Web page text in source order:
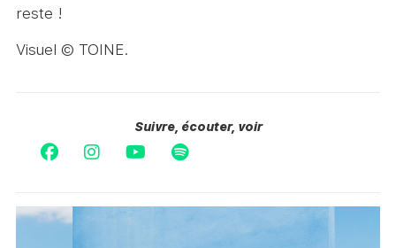
reste !
Visuel © TOINE.
Suivre, écouter, voir